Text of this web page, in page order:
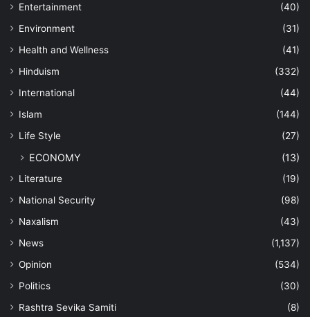
Entertainment
(40)
Environment
(31)
Health and Wellness
(41)
Hinduism
(332)
International
(44)
Islam
(144)
Life Style
(27)
ECONOMY (13)
Literature
(19)
National Security
(98)
Naxalism
(43)
News
(1,137)
Opinion
(534)
Politics
(30)
Rashtra Sevika Samiti
(8)